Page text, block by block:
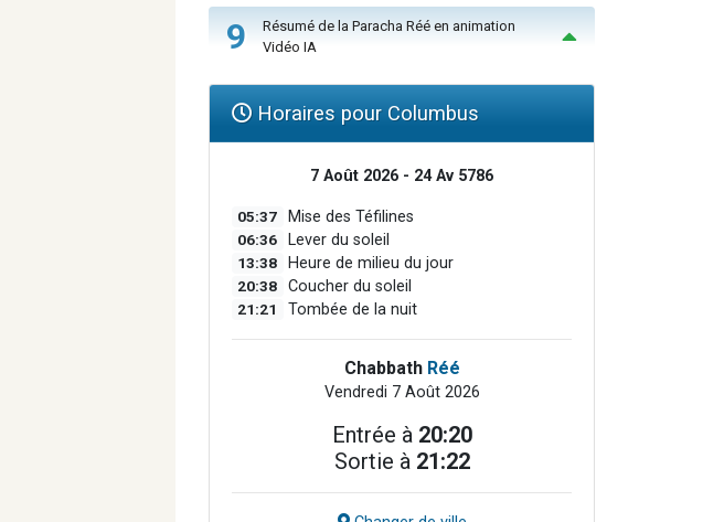
9
Résumé de la Paracha Réé en animation
Vidéo IA
Horaires pour Columbus
7 Août 2026 - 24 Av 5786
05:37 Mise des Téfilines
06:36 Lever du soleil
13:38 Heure de milieu du jour
20:38 Coucher du soleil
21:21 Tombée de la nuit
Chabbath Réé
Vendredi 7 Août 2026
Entrée à 20:20
Sortie à 21:22